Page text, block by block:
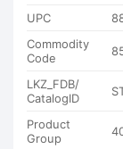
UPC
Commodity
Code
LKZ_FDB/
CatalogID
Product
Group